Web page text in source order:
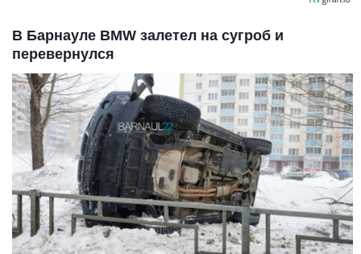
В Барнауле BMW залетел на сугроб и
перевернулся